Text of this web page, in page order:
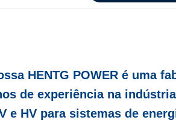
HENTG POWER é uma
de experiência na
e HV para sistemas de